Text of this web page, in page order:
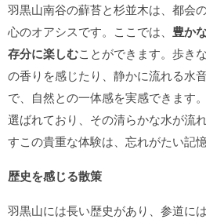
羽黒山南谷の蘚苔と杉並木は、都会
心のオアシスです。ここでは、 豊か
存分に楽しむことができます。歩き
の香りを感じたり、静かに流れる水
で、自然との一体感を実感できます
選ばれており、その清らかな水が流
すこの貴重な体験は、忘れがたい記
歴史を感じる散策
羽黒山には長い歴史があり、参道に